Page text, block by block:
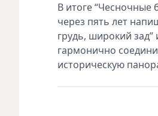
В итоге “Чесночные
через пять лет
грудь, широкий
гармонично
историческую